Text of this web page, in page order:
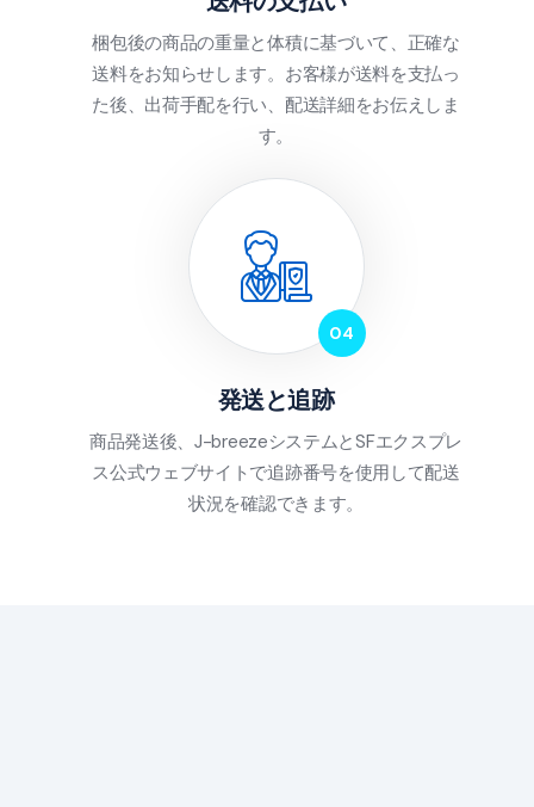
梱包後の商品の重量と体積に基づいて、正確な
送料をお知らせします。お客様が送料を支払っ
た後、出荷手配を行い、配送詳細をお伝えしま
す。
発送と追跡
商品発送後、J-breezeシステムとSFエクスプレ
ス公式ウェブサイトで追跡番号を使用して配送
状況を確認できます。